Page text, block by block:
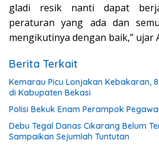
gladi resik nanti dapat
peraturan yang ada dan
mengikutinya dengan baik,” ujar
Berita Terkait
Kemarau Picu Lonjakan Kebakaran,
di Kabupaten Bekasi
Polisi Bekuk Enam Perampok
Debu Tegal Danas Cikarang Belum
Sampaikan Sejumlah Tuntutan